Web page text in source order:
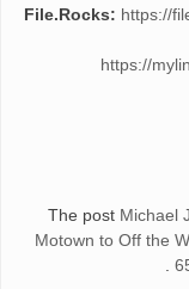
File.Rocks: https://
https://
The post Michael
Motown to Off the